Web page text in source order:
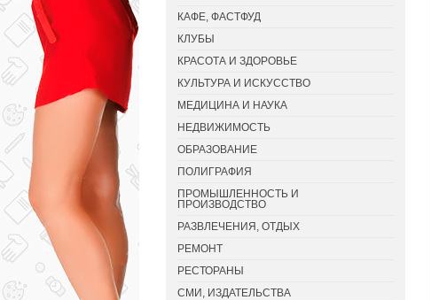
КАФЕ, ФАСТФУД
КЛУБЫ
КРАСОТА И ЗДОРОВЬЕ
КУЛЬТУРА И ИСКУССТВО
МЕДИЦИНА И НАУКА
НЕДВИЖИМОСТЬ
ОБРАЗОВАНИЕ
ПОЛИГРАФИЯ
ПРОМЫШЛЕННОСТЬ И
ПРОИЗВОДСТВО
РАЗВЛЕЧЕНИЯ, ОТДЫХ
РЕМОНТ
РЕСТОРАНЫ
СМИ, ИЗДАТЕЛЬСТВА